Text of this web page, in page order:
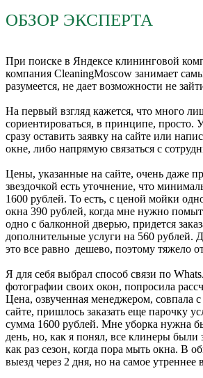
ОБЗОР ЭКСПЕРТА
При поиске в Яндексе клининговой
компания CleaningMoscow занимает
разумеется, не дает возможности не
На первый взгляд кажется, что много
сориентироваться, в принципе, просто.
сразу оставить заявку на сайте или
окне, либо напрямую связаться с
Цены, указанные на сайте, очень даже
звездочкой есть уточнение, что
1600 рублей. То есть, с ценой мойки
окна 390 рублей, когда мне нужно
одно с балконной дверью, придется
дополнительные услуги на 560 рублей.
это все равно дешево, поэтому тяжело
Я для себя выбрал способ связи по
фотографии своих окон, попросила
Цена, озвученная менеджером, совпала с
сайте, пришлось заказать еще парочку
сумма 1600 рублей. Мне уборка нужна
день, но, как я понял, все клинеры были
как раз сезон, когда пора мыть окна. В
выезд через 2 дня, но на самое утреннее